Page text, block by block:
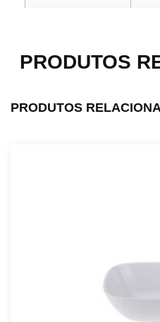
PRODUTOS
PRODUTOS